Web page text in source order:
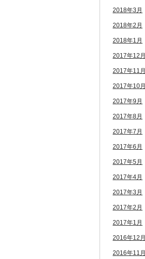
2018年3月
2018年2月
2018年1月
2017年12月
2017年11月
2017年10月
2017年9月
2017年8月
2017年7月
2017年6月
2017年5月
2017年4月
2017年3月
2017年2月
2017年1月
2016年12月
2016年11月